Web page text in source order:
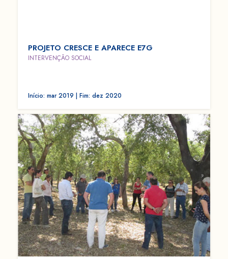
PROJETO CRESCE E APARECE E7G
INTERVENÇÃO SOCIAL
Início: mar 2019 | Fim: dez 2020